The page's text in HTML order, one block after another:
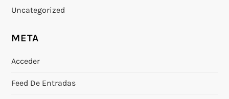
Uncategorized
META
Acceder
Feed De Entradas